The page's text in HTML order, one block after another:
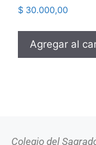
$ 30.000,00
Agregar al
Colegio del